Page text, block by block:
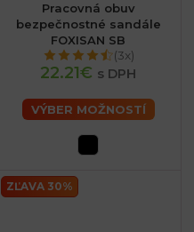
Pracovná obuv
bezpečnostné sandále
FOXISAN SB
(3x)
22.21€ s DPH
VÝBER MOŽNOSTÍ
ZĽAVA 30%